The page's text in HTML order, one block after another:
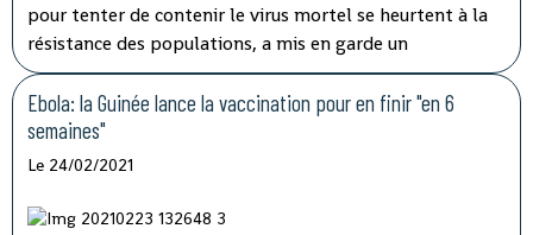
pour tenter de contenir le virus mortel se heurtent à la
résistance des populations, a mis en garde un
responsable de la Croix-Rouge dans un entretien à l'AFP.
Ebola: la Guinée lance la vaccination pour en finir "en 6
semaines"
Le 24/02/2021